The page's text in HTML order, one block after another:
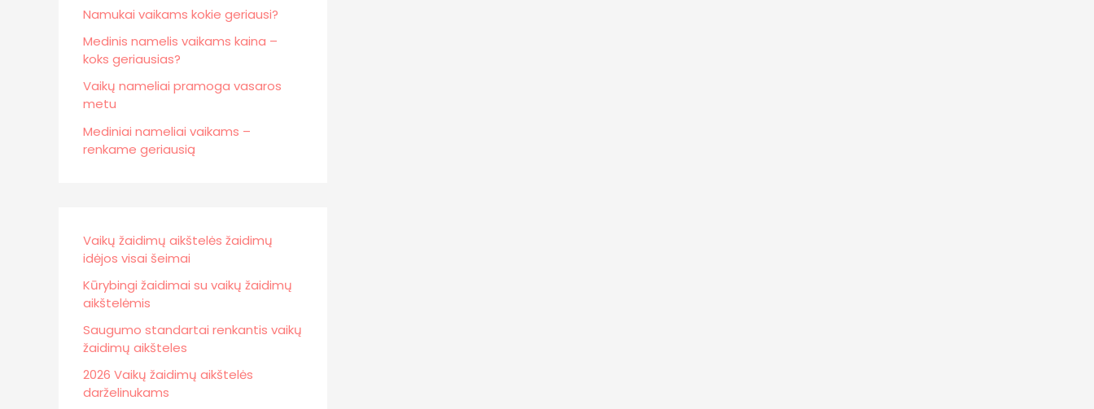
Namukai vaikams kokie geriausi?
Medinis namelis vaikams kaina –
koks geriausias?
Vaikų nameliai pramoga vasaros
metu
Mediniai nameliai vaikams –
renkame geriausią
Vaikų žaidimų aikštelės žaidimų
idėjos visai šeimai
Kūrybingi žaidimai su vaikų žaidimų
aikštelėmis
Saugumo standartai renkantis vaikų
žaidimų aikšteles
2026 Vaikų žaidimų aikštelės
darželinukams